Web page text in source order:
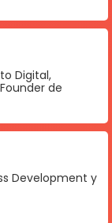
Digital,
de
Development y